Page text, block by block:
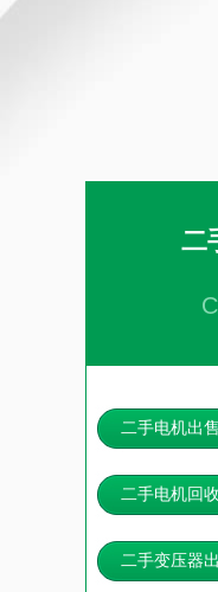
二
二手电机出售
二手电机回收
二手变压器